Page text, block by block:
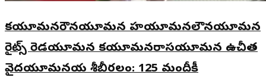
కయూమనరౌనయూమన హయూమనలౌనయూమన
రైట్స్ రెడయూమన కయూమనరాసయూమన ఉచీత
వైదయూమనయ శీబీరలం: 125 మందీకీ